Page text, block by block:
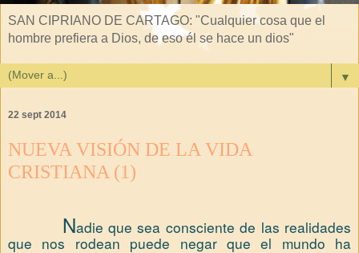
SAN CIPRIANO DE CARTAGO: "Cualquier cosa que el
hombre prefiera a Dios, de eso él se hace un dios"
▼
22 sept 2014
NUEVA VISIÓN DE LA VIDA
CRISTIANA (1)
Nadie que sea consciente de las realidades
que nos rodean puede negar que el mundo ha